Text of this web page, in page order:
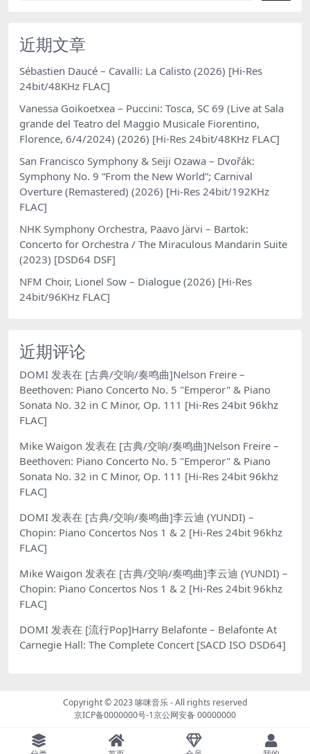
近期文章
Sébastien Daucé – Cavalli: La Calisto (2026) [Hi-Res
24bit/48KHz FLAC]
Vanessa Goikoetxea – Puccini: Tosca, SC 69 (Live at Sala
grande del Teatro del Maggio Musicale Fiorentino,
Florence, 6/4/2024) (2026) [Hi-Res 24bit/48KHz FLAC]
San Francisco Symphony & Seiji Ozawa – Dvořák:
Symphony No. 9 “From the New World”; Carnival
Overture (Remastered) (2026) [Hi-Res 24bit/192KHz
FLAC]
NHK Symphony Orchestra, Paavo Järvi – Bartok:
Concerto for Orchestra / The Miraculous Mandarin Suite
(2023) [DSD64 DSF]
NFM Choir, Lionel Sow – Dialogue (2026) [Hi-Res
24bit/96KHz FLAC]
近期评论
DOMI 发表在 [古典/交响/奏鸣曲]Nelson Freire –
Beethoven: Piano Concerto No. 5 "Emperor" & Piano
Sonata No. 32 in C Minor, Op. 111 [Hi-Res 24bit 96khz
FLAC]
Mike Waigon 发表在 [古典/交响/奏鸣曲]Nelson Freire –
Beethoven: Piano Concerto No. 5 "Emperor" & Piano
Sonata No. 32 in C Minor, Op. 111 [Hi-Res 24bit 96khz
FLAC]
DOMI 发表在 [古典/交响/奏鸣曲]李云迪 (YUNDI) –
Chopin: Piano Concertos Nos 1 & 2 [Hi-Res 24bit 96khz
FLAC]
Mike Waigon 发表在 [古典/交响/奏鸣曲]李云迪 (YUNDI) –
Chopin: Piano Concertos Nos 1 & 2 [Hi-Res 24bit 96khz
FLAC]
DOMI 发表在 [流行Pop]Harry Belafonte – Belafonte At
Carnegie Hall: The Complete Concert [SACD ISO DSD64]
Copyright © 2023哆咪音乐- All rights reserved
京ICP备0000000号-1京公网安备 00000000